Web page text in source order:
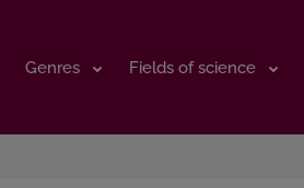
Genres Fields of science
Genres Fields of science